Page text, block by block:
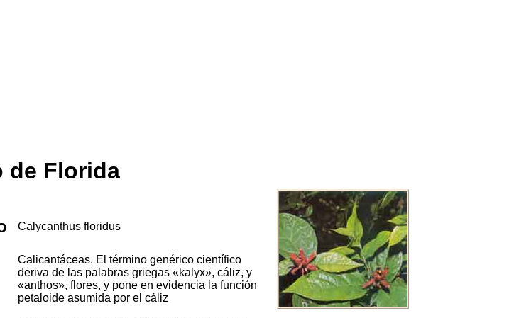
de Florida
Calycanthus floridus
Calicantáceas. El término genérico científico
deriva de las palabras griegas «kalyx», cáliz, y
«anthos», flores, y pone en evidencia la función
petaloide asumida por el cáliz